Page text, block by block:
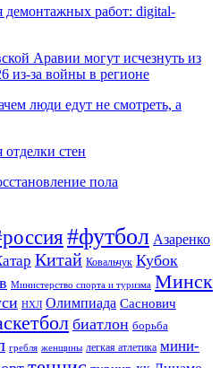
демонтажных работ: digital-
Аравии могут исчезнуть из
из-за войны в регионе
люди едут не смотреть, а
стен
пола
#футбол Азаренко
Китай Ковальчук Кубок
Министерство спорта и туризма Минск
НХЛ Олимпиада Саснович
биатлон борьба
гребля женщины легкая атлетика мини-